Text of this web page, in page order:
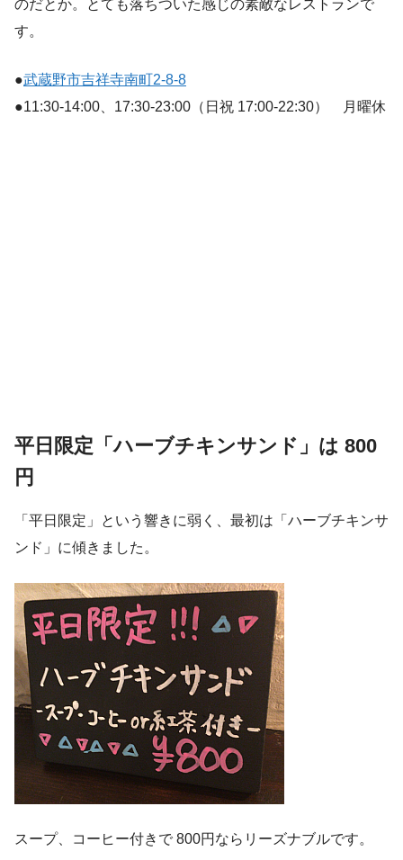
のだとか。とても落ちついた感じの素敵なレストランで
す。
●武蔵野市吉祥寺南町2-8-8
●11:30-14:00、17:30-23:00（日祝 17:00-22:30） 月曜休
平日限定「ハーブチキンサンド」は 800
円
「平日限定」という響きに弱く、最初は「ハーブチキンサ
ンド」に傾きました。
スープ、コーヒー付きで 800円ならリーズナブルです。